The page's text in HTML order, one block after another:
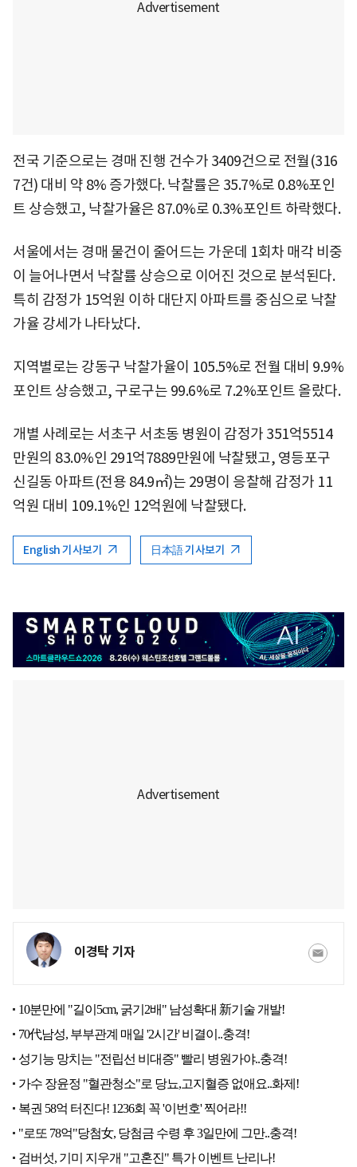
전국 기준으로는 경매 진행 건수가 3409건으로 전월(316
7건) 대비 약 8% 증가했다. 낙찰률은 35.7%로 0.8%포인
트 상승했고, 낙찰가율은 87.0%로 0.3%포인트 하락했다.
서울에서는 경매 물건이 줄어드는 가운데 1회차 매각 비중
이 늘어나면서 낙찰률 상승으로 이어진 것으로 분석된다.
특히 감정가 15억원 이하 대단지 아파트를 중심으로 낙찰
가율 강세가 나타났다.
지역별로는 강동구 낙찰가율이 105.5%로 전월 대비 9.9%
포인트 상승했고, 구로구는 99.6%로 7.2%포인트 올랐다.
개별 사례로는 서초구 서초동 병원이 감정가 351억5514
만원의 83.0%인 291억7889만원에 낙찰됐고, 영등포구
신길동 아파트(전용 84.9㎡)는 29명이 응찰해 감정가 11
억원 대비 109.1%인 12억원에 낙찰됐다.
English 기사보기 日本語 기사보기
이경탁 기자